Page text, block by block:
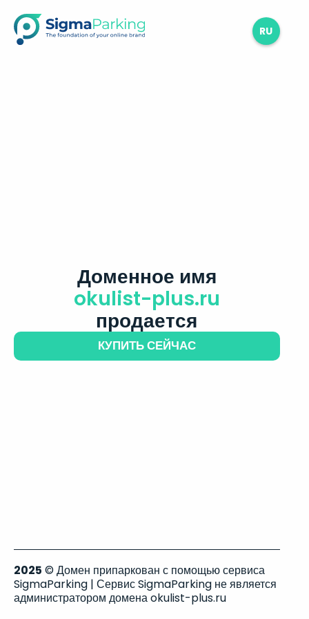
RU
Доменное имя
okulist-plus.ru
продается
КУПИТЬ СЕЙЧАС
2025 © Домен припаркован с помощью сервиса
SigmaParking | Сервис SigmaParking не является
администратором домена okulist-plus.ru